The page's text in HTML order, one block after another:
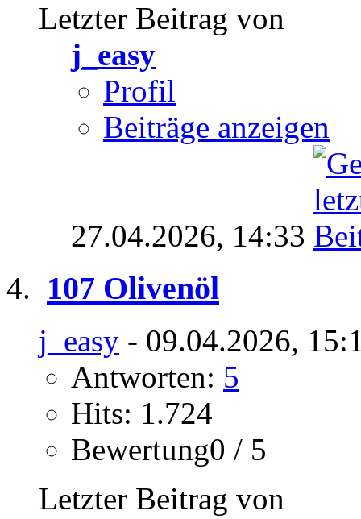
Letzter Beitrag von
j_easy
Profil
Beiträge anzeigen
27.04.2026, 14:33
107 Olivenöl
j_easy - 09.04.2026,
Antworten: 5
Hits: 1.724
Bewertung0 / 5
Letzter Beitrag von